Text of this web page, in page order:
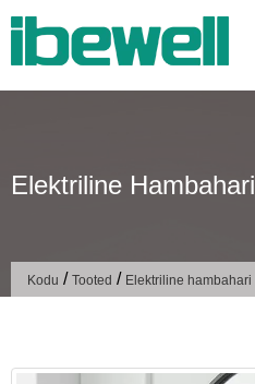
juurde
Elektriline Hambahari
Kodu / Tooted / Elektriline hambahari